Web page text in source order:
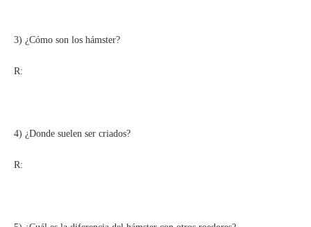
3) ¿Cómo son los hámster?
R:
4) ¿Donde suelen ser criados?
R: